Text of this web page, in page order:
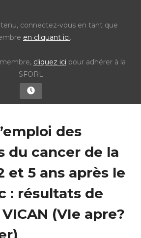
connectez-vous en tant que
en cliquant ici.
cliquez ici pour adhérer à la
SFORL
des
du cancer de la
et 5 ans après le
: résultats de
(VIe apre?